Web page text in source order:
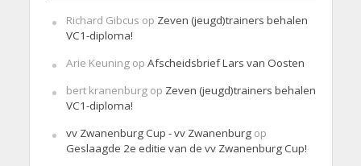
Richard Gibcus op Zeven (jeugd)trainers behalen
VC1-diploma!
Arie Keuningop Afscheidsbrief Lars van Oosten
bert kranenburgop Zeven (jeugd)trainers behalen
VC1-diploma!
vv Zwanenburg Cup - vv Zwanenburgop
Geslaagde 2e editie van de vv Zwanenburg Cup!